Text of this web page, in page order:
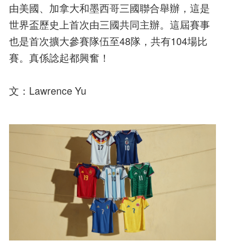
由美國、加拿大和墨西哥三國聯合舉辦，這是
世界盃歷史上首次由三國共同主辦。這屆賽事
也是首次擴大參賽隊伍至48隊，共有104場比
賽。真係諗起都興奮！
文：Lawrence Yu